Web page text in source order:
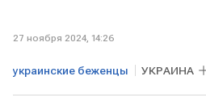
27 ноября 2024, 14:26
украинские беженцы УКРАИНА
ГЕРМАНИЯ